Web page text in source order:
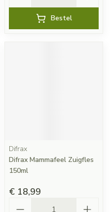
Bestel
Difrax
Difrax Mammafeel Zuigfles
150ml
€ 18,99